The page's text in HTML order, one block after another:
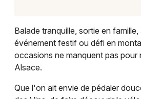
Balade tranquille, sortie en
événement festif ou défi en
occasions ne manquent pas pour
Alsace.
Que l'on ait envie de pédaler